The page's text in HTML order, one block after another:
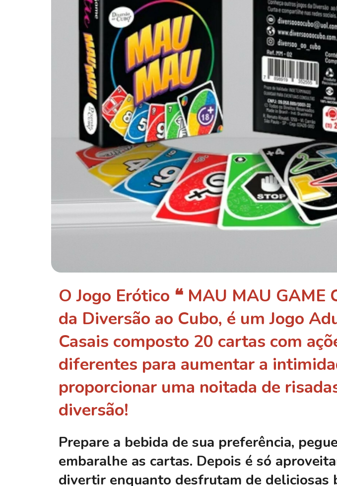
O Jogo Erótico ❝ MAU MAU GAME
da Diversão ao Cubo, é um Jogo
Casais composto 20 cartas com
diferentes para aumentar a
proporcionar uma noitada de
diversão!
Prepare a bebida de sua preferência,
embaralhe as cartas. Depois é só
divertir enquanto desfrutam de deliciosas